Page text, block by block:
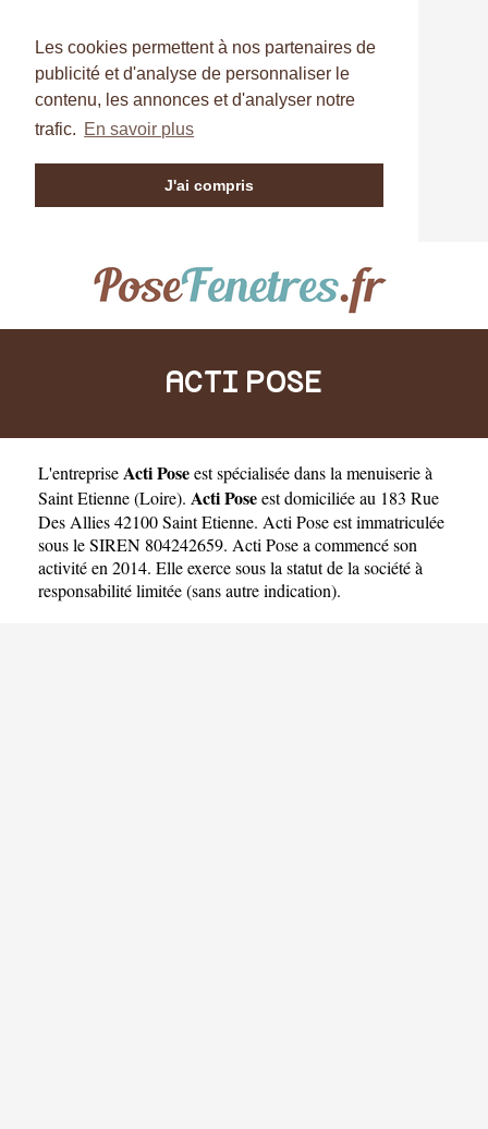
Les cookies permettent à nos partenaires de
publicité et d'analyse de personnaliser le
contenu, les annonces et d'analyser notre
trafic. En savoir plus
J'ai compris
ACTI POSE
L'entrepriseActi Poseestspécialisée dans la menuiserie à
Saint Etienne(Loire). Acti Poseest domiciliée au 183 Rue
Des Allies 42100 Saint Etienne. Acti Pose est immatriculée
sous le SIREN 804242659. Acti Pose a commencé son
activité en 2014. Elle exerce sous la statut de la société à
responsabilité limitée (sans autre indication).